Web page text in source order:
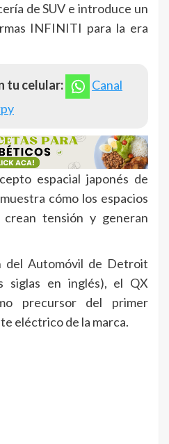
de SUV e introduce un
INFINITI para la era
tu celular:
Canal
espacial japonés de
cómo los espacios
tensión y generan
del Automóvil de Detroit
siglas en inglés), el QX
precursor del primer
eléctrico de la marca.